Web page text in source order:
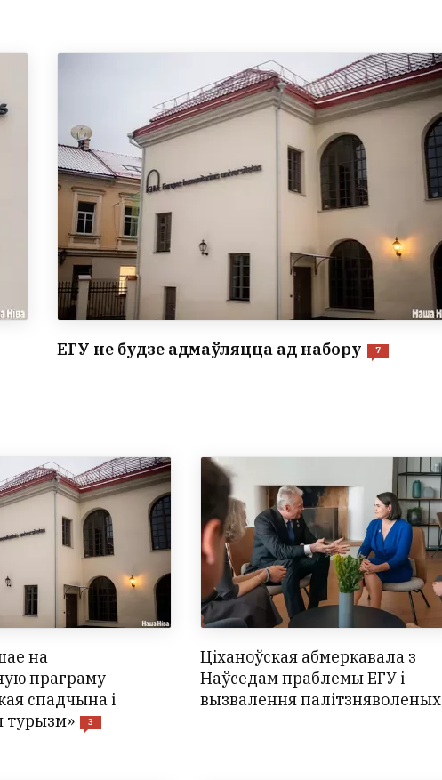
ЕГУ не будзе адмаўляцца ад набору 7
на
праграму
спадчына і
турызм»
3
Ціханоўская абмеркавала з
Наўседам праблемы ЕГУ і
вызвалення палітзняволеных